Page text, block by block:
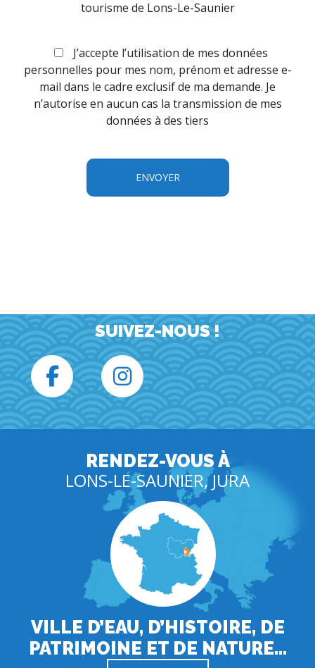
tourisme de Lons-Le-Saunier
J’accepte l’utilisation de mes données
personnelles pour mes nom, prénom et adresse e-
mail dans le cadre exclusif de ma demande. Je
n’autorise en aucun cas la transmission de mes
données à des tiers
SUIVEZ-NOUS !
RENDEZ-VOUS À
LONS-LE-SAUNIER, JURA
VILLE D’EAU, D’HISTOIRE, DE
PATRIMOINE ET DE NATURE…